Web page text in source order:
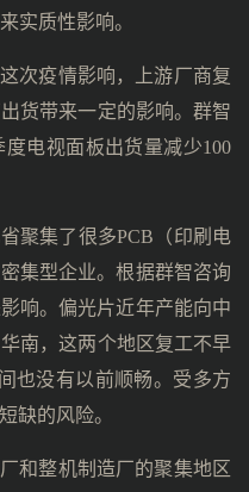
实质性影响。
次疫情影响，上游厂商复
货带来一定的影响。群智
电视面板出货量减少100
聚集了很多PCB（印刷电
集型企业。根据群智咨询
响。偏光片近年产能向中
南，这两个地区复工不早
也没有以前顺畅。受多方
缺的风险。
和整机制造厂的聚集地区